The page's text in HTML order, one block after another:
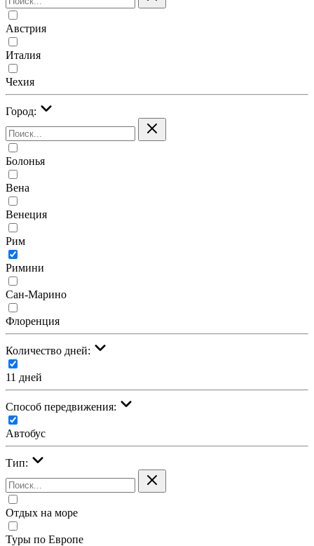
Австрия
Италия
Чехия
Город:
Болонья
Вена
Венеция
Рим
Римини
Сан-Марино
Флоренция
Количество дней:
11 дней
Cпособ передвижения:
Автобус
Тип:
Отдых на море
Туры по Европе